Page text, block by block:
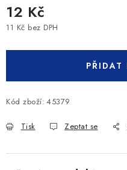
12 Kč
11 Kč bez DPH
PŘIDAT
Kód zboží: 45379
Tisk Zeptat se